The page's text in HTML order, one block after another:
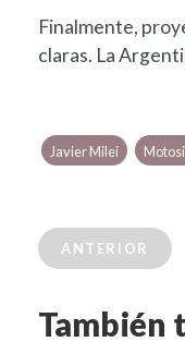
Finalmente,
claras. La
Javier Milei
ANTERIOR
También